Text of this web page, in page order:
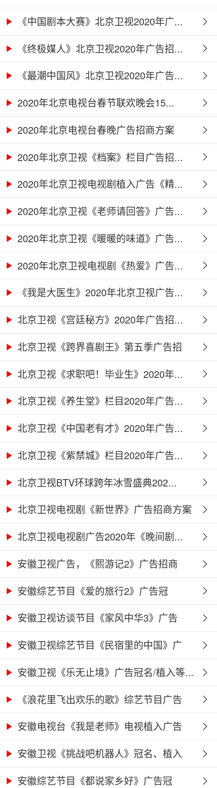
《中国剧本大赛》北京卫视2020年广...
《终极媒人》北京卫视2020年广告招...
《最潮中国风》北京卫视2020年广告...
2020年北京电视台春节联欢晚会15...
2020年北京电视台春晚广告招商方案
2020年北京卫视《档案》栏目广告招...
2020年北京卫视电视剧植入广告《精...
2020年北京卫视《老师请回答》广告...
2020年北京卫视《暖暖的味道》广告...
2020年北京卫视电视剧《热爱》广告...
《我是大医生》2020年北京卫视广告...
北京卫视《宫廷秘方》2020年广告招...
北京卫视《跨界喜剧王》第五季广告招
商...北京卫视《求职吧！毕业生》2020年...
北京卫视《养生堂》栏目2020年广告...
北京卫视《中国老有才》2020年广告...
北京卫视《紫禁城》栏目2020年广告...
北京卫视BTV环球跨年冰雪盛典202...
北京卫视电视剧《新世界》广告招商方案
北京卫视电视剧广告2020年《晚间剧...
安徽卫视广告，《熙游记2》广告招商
合...安徽综艺节目《爱的旅行2》广告冠
名、...
安徽卫视访谈节目《家风中华3》广告
合...安徽卫视综艺节目《民宿里的中国》广
告...安徽卫视《乐无止境》广告冠名/植入等...
《浪花里飞出欢乐的歌》综艺节目广告
冠...安徽电视台《我是老师》电视植入广告
价...安徽卫视《挑战吧机器人》冠名、植入
广...安徽综艺节目《都说家乡好》广告冠